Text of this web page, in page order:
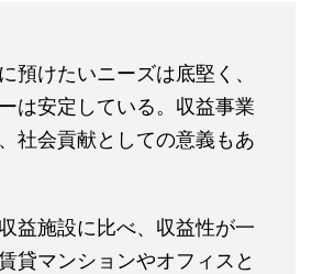
預けたいニーズは底堅く、
は安定している。収益事業
社会貢献としての意義もあ
益施設に比べ、収益性が一
貸マンションやオフィスと